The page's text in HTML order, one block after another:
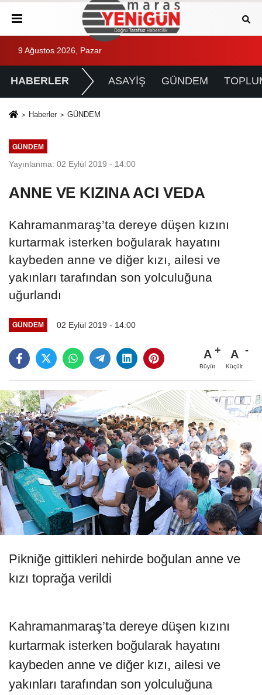
9 Ağustos 2026, Pazar
HABERLER ASAYİŞ GÜNDEM
Haberler GÜNDEM
GÜNDEM
Yayınlanma: 02 Eylül 2019 - 14:00
ANNE VE KIZINA ACI VEDA
Kahramanmaraş’ta dereye düşen kızını
kurtarmak isterken boğularak hayatını
kaybeden anne ve diğer kızı, ailesi ve
yakınları tarafından son yolculuğuna
uğurlandı
GÜNDEM 02 Eylül 2019 - 14:00
A
Büyüt
A
Küçült
Pikniğe gittikleri nehirde boğulan anne ve
kızı toprağa verildi
Kahramanmaraş’ta dereye düşen kızını
kurtarmak isterken boğularak hayatını
kaybeden anne ve diğer kızı, ailesi ve
yakınları tarafından son yolculuğuna